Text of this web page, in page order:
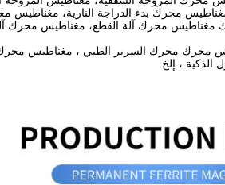
محرك بدء الدراجة النارية، مغناطيس
مغناطيس محرك آلة القطع، مغناطيس محرك
محرك محرك السرير الطبي ، مغناطيس
، إلخ.